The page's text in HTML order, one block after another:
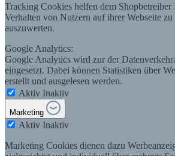
Tracking Cookies helfen dem Shopbetreiber
Verhalten von Nutzern auf ihrer Webseite zu
auszuwerten.
Google Analytics:
Google Analytics wird zur der
eingesetzt. Dabei können Statistiken über
erstellt und ausgelesen werden.
Aktiv Inaktiv
Marketing
Aktiv Inaktiv
Marketing Cookies dienen dazu